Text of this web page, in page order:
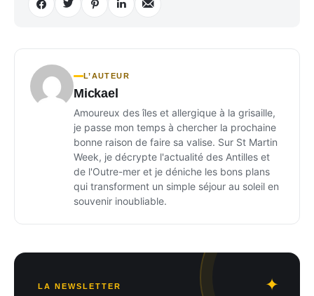
L’AUTEUR
Mickael
Amoureux des îles et allergique à la grisaille,
je passe mon temps à chercher la prochaine
bonne raison de faire sa valise. Sur St Martin
Week, je décrypte l'actualité des Antilles et
de l'Outre-mer et je déniche les bons plans
qui transforment un simple séjour au soleil en
souvenir inoubliable.
LA NEWSLETTER